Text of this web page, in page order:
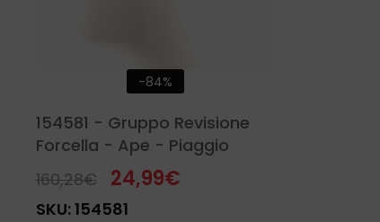
-84%
154581 - Gruppo Revisione
Forcella - Ape - Piaggio
160,28€ 24,99€
SKU:154581